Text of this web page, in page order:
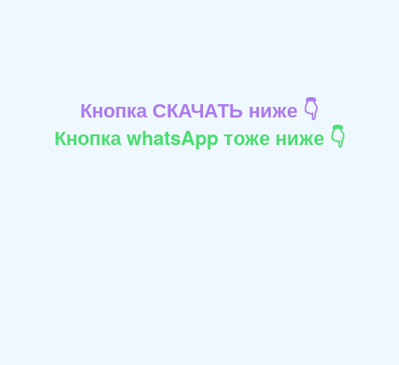
Кнопка СКАЧАТЬ ниже 👇
Кнопка whatsApp тоже ниже 👇